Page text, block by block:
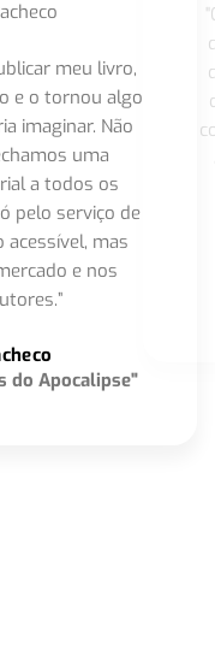
meu livro,
e o tornou algo
imaginar. Não
uma
a todos os
pelo serviço de
mas
e nos
do Apocalipse"